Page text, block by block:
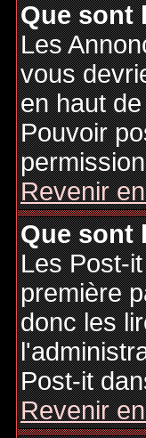
Que sont
Les
vous
en haut
Pouvoir
Revenir
Que sont
Les Post-
première
donc les
Post-it
Revenir